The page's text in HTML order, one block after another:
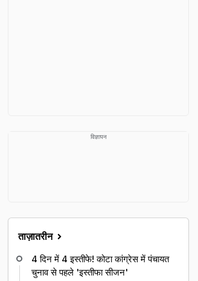
विज्ञापन
ताज़ातरीन
4 दिन में 4 इस्तीफे! कोटा कांग्रेस में पंचायत
चुनाव से पहले 'इस्तीफा सीजन'